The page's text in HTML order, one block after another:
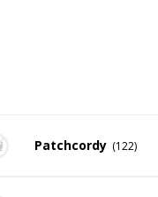
Patchcordy 122